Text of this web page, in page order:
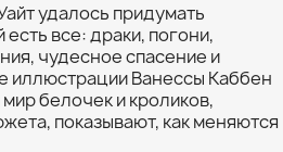
удалось придумать
все: драки, погони,
чудесное спасение и
иллюстрации Ванессы Каббен
белочек и кроликов,
показывают, как меняются